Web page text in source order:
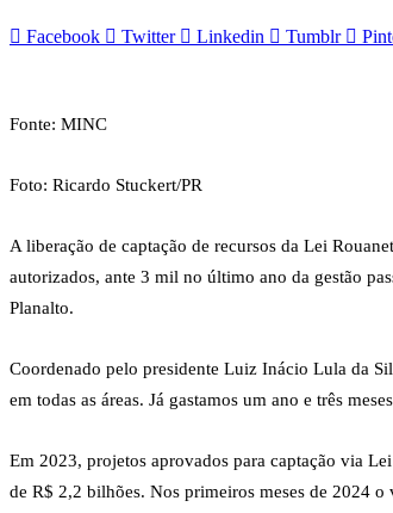
Facebook Twitter Linkedin Tumblr
Fonte: MINC
Foto: Ricardo Stuckert/PR
A liberação de captação de recursos da Lei
autorizados, ante 3 mil no último ano da gestão
Planalto.
Coordenado pelo presidente Luiz Inácio Lula da
em todas as áreas. Já gastamos um ano e três
Em 2023, projetos aprovados para captação via
de R$ 2,2 bilhões. Nos primeiros meses de 2024